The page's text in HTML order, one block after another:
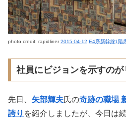
photo credit: rapidliner2015-04-12,E4系新幹線1階
社員にビジョンを示すの
先日、 矢部輝夫氏の奇跡の職場
誇り を紹介しましたが、今日は